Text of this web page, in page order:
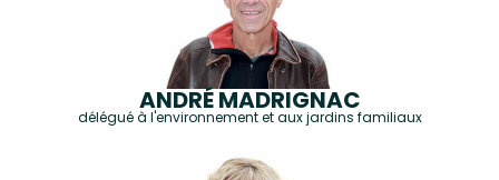
ANDRÉ MADRIGNAC
délégué à l'environnement et aux jardins familiaux